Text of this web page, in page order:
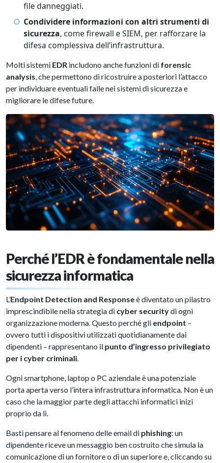
file danneggiati.
Condividere informazioni con altri strumenti di
sicurezza, come firewall e SIEM, per rafforzare la
difesa complessiva dell’infrastruttura.
Molti sistemi EDR includono anche funzioni di forensic
analysis, che permettono di ricostruire a posteriori l’attacco
per individuare eventuali falle nei sistemi di sicurezza e
migliorare le difese future.
Perché l’EDR è fondamentale nella
sicurezza informatica
L’Endpoint Detection and Responseè diventato un pilastro
imprescindibile nella strategia di cyber securitydi ogni
organizzazione moderna. Questo perché gli endpoint –
ovvero tutti i dispositivi utilizzati quotidianamente dai
dipendenti – rappresentano il punto d’ingresso privilegiato
per i cyber criminali.
Ogni smartphone, laptop o PC aziendale è una potenziale
porta aperta verso l’intera infrastruttura informatica. Non è un
caso che la maggior parte degli attacchi informatici inizi
proprio da lì.
Basti pensare al fenomeno delle email di phishing: un
dipendente riceve un messaggio ben costruito che simula la
comunicazione di un fornitore o di un superiore e, cliccando su